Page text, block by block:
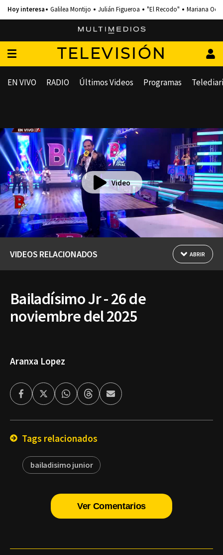
Galilea Montijo Julián Figueroa "El Recodo" Mariana
TELEVISIÓN
EN VIVO RADIO Últimos Videos Programas
Video
VIDEOS RELACIONADOS ABRIR
Bailadísimo Jr - 26 de
noviembre del 2025
Aranxa Lopez
FacebookTwitterWhatsappThreadsEnviar
por
Tags relacionados
bailadisimo junior
Ver Comentarios